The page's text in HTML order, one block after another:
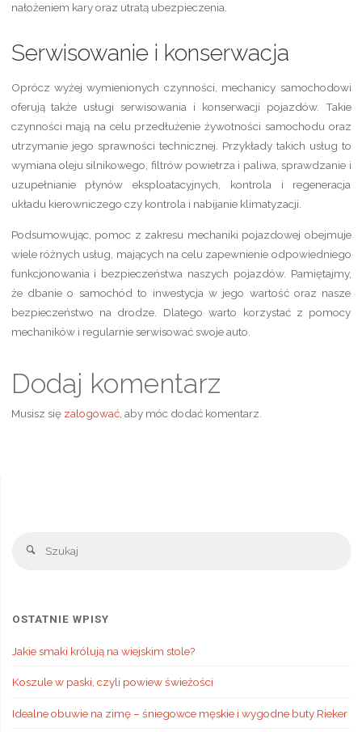
nałożeniem kary oraz utratą ubezpieczenia.
Serwisowanie i konserwacja
Oprócz wyżej wymienionych czynności, mechanicy samochodowi
oferują także usługi serwisowania i konserwacji pojazdów. Takie
czynności mają na celu przedłużenie żywotności samochodu oraz
utrzymanie jego sprawności technicznej. Przykłady takich usług to
wymiana oleju silnikowego, filtrów powietrza i paliwa, sprawdzanie i
uzupełnianie płynów eksploatacyjnych, kontrola i regeneracja
układu kierowniczego czy kontrola i nabijanie klimatyzacji.
Podsumowując, pomoc z zakresu mechaniki pojazdowej obejmuje
wiele różnych usług, mających na celu zapewnienie odpowiedniego
funkcjonowania i bezpieczeństwa naszych pojazdów. Pamiętajmy,
że dbanie o samochód to inwestycja w jego wartość oraz nasze
bezpieczeństwo na drodze. Dlatego warto korzystać z pomocy
mechaników i regularnie serwisować swoje auto.
Dodaj komentarz
Musisz się zalogować, aby móc dodać komentarz.
Szukaj
OSTATNIE WPISY
Jakie smaki królują na wiejskim stole?
Koszule w paski, czyli powiew świeżości
Idealne obuwie na zimę – śniegowce męskie i wygodne buty Rieker